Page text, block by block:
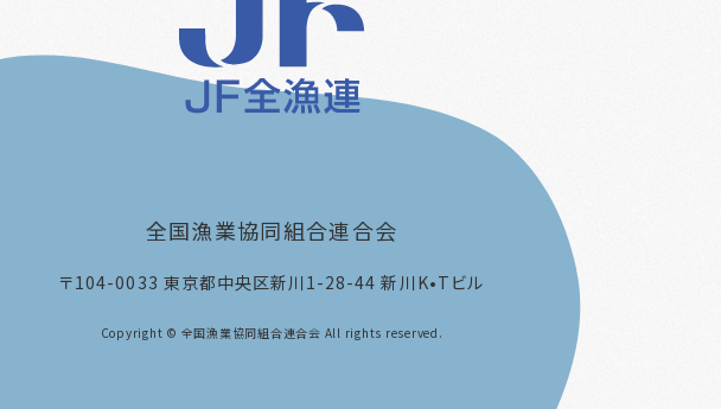
全国漁業協同組合連合会
〒104-0033 東京都中央区新川1-28-44 新川K•Tビル
Copyright © 全国漁業協同組合連合会 All rights reserved.